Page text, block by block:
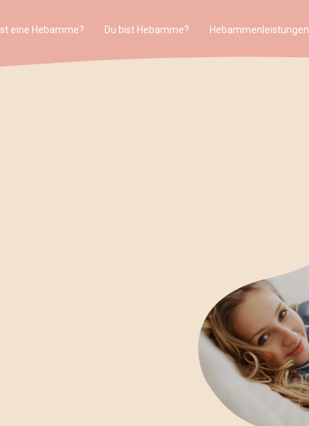
eine Hebamme? Du bist Hebamme? Hebammenleistungen